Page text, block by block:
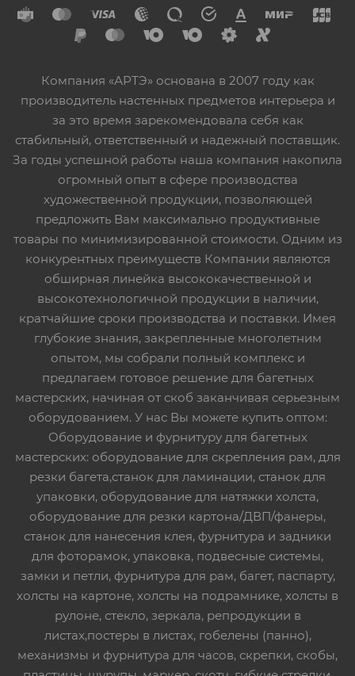
Компания «АРТЭ» основана в 2007 году как
производитель настенных предметов интерьера и
за это время зарекомендовала себя как
стабильный, ответственный и надежный поставщик.
За годы успешной работы наша компания накопила
огромный опыт в сфере производства
художественной продукции, позволяющей
предложить Вам максимально продуктивные
товары по минимизированной стоимости. Одним из
конкурентных преимуществ Компании являются
обширная линейка высококачественной и
высокотехнологичной продукции в наличии,
кратчайшие сроки производства и поставки. Имея
глубокие знания, закрепленные многолетним
опытом, мы собрали полный комплекс и
предлагаем готовое решение для багетных
мастерских, начиная от скоб заканчивая серьезным
оборудованием. У нас Вы можете купить оптом:
Оборудование и фурнитуру для багетных
мастерских: оборудование для скрепления рам, для
резки багета,станок для ламинации, станок для
упаковки, оборудование для натяжки холста,
оборудование для резки картона/ДВП/фанеры,
станок для нанесения клея, фурнитура и задники
для фоторамок, упаковка, подвесные системы,
замки и петли, фурнитура для рам, багет, паспарту,
холсты на картоне, холсты на подрамнике, холсты в
рулоне, стекло, зеркала, репродукции в
листах,постеры в листах, гобелены (панно),
механизмы и фурнитура для часов, скрепки, скобы,